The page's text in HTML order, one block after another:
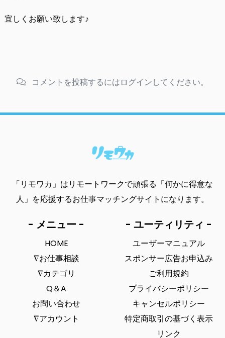
宜しくお願い致します♪
コメントを投稿するにはログインしてください。
「リモワカ」はリモートワークで頑張る「何かに得意な
人」を応援するお仕事マッチングサイトになります。
- メニュー -
HOME
∇お仕事相談
∇カテゴリ
Q＆A
お問い合わせ
∇アカウント
- ユーティリティ -
ユーザーマニュアル
スポンサー広告お申込み
ご利用規約
プライバシーポリシー
キャンセルポリシー
特定商取引の基づく表示
リンク